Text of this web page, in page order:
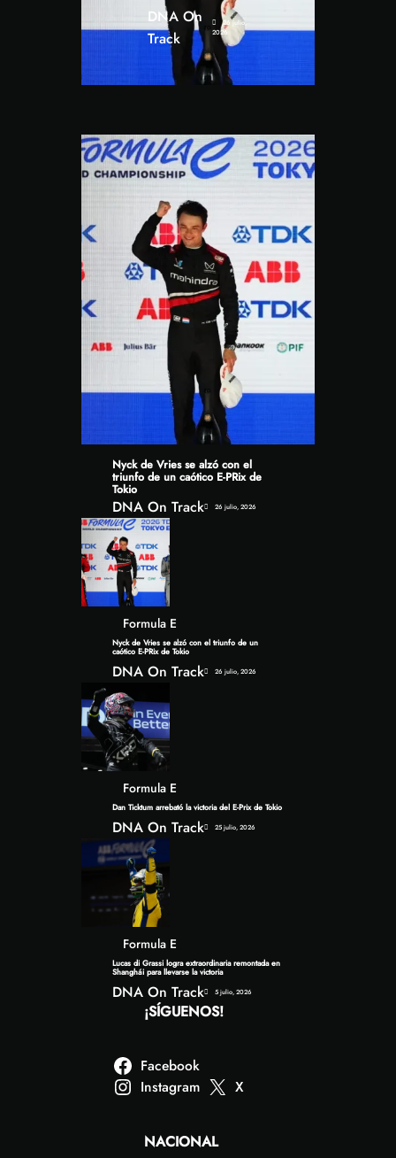
DNA On
Track
26 julio,
2026
Nyck de Vries se alzó con el
triunfo de un caótico E-PRix de
Tokio
DNA On Track 26 julio, 2026
Formula E
Nyck de Vries se alzó con el triunfo de un
caótico E-PRix de Tokio
DNA On Track 26 julio, 2026
Formula E
Dan Ticktum arrebató la victoria del E-Prix de Tokio
DNA On Track 25 julio, 2026
Formula E
Lucas di Grassi logra extraordinaria remontada en
Shanghái para llevarse la victoria
DNA On Track 5 julio, 2026
¡SÍGUENOS!
Facebook
Instagram
X
NACIONAL